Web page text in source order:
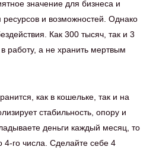
значение для бизнеса и
и возможностей. Однако
Как 300 тысяч, так и 3
работу, а не хранить мертвым
как в кошельке, так и на
стабильность, опору и
деньги каждый месяц, то
4-го числа. Сделайте себе 4